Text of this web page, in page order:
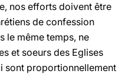
nos efforts doivent être
de confession
le même temps, ne
et soeurs des Eglises
sont proportionnellement